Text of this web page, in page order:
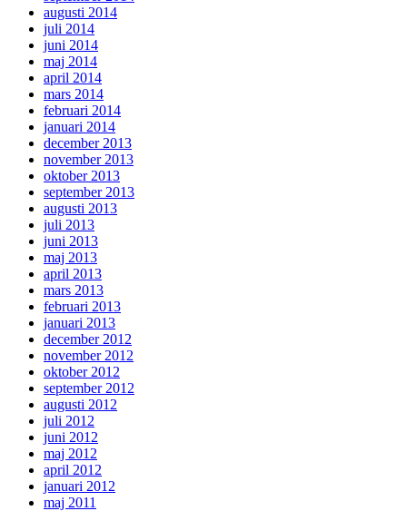
augusti 2014
juli 2014
juni 2014
maj 2014
april 2014
mars 2014
februari 2014
januari 2014
december 2013
november 2013
oktober 2013
september 2013
augusti 2013
juli 2013
juni 2013
maj 2013
april 2013
mars 2013
februari 2013
januari 2013
december 2012
november 2012
oktober 2012
september 2012
augusti 2012
juli 2012
juni 2012
maj 2012
april 2012
januari 2012
maj 2011